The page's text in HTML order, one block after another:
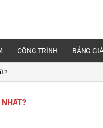
CÔNG TRÌNH BẢNG GIÁ
NHẤT?